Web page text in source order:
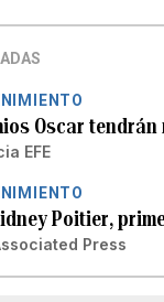
Oscar
EFE
Poitier,
Press